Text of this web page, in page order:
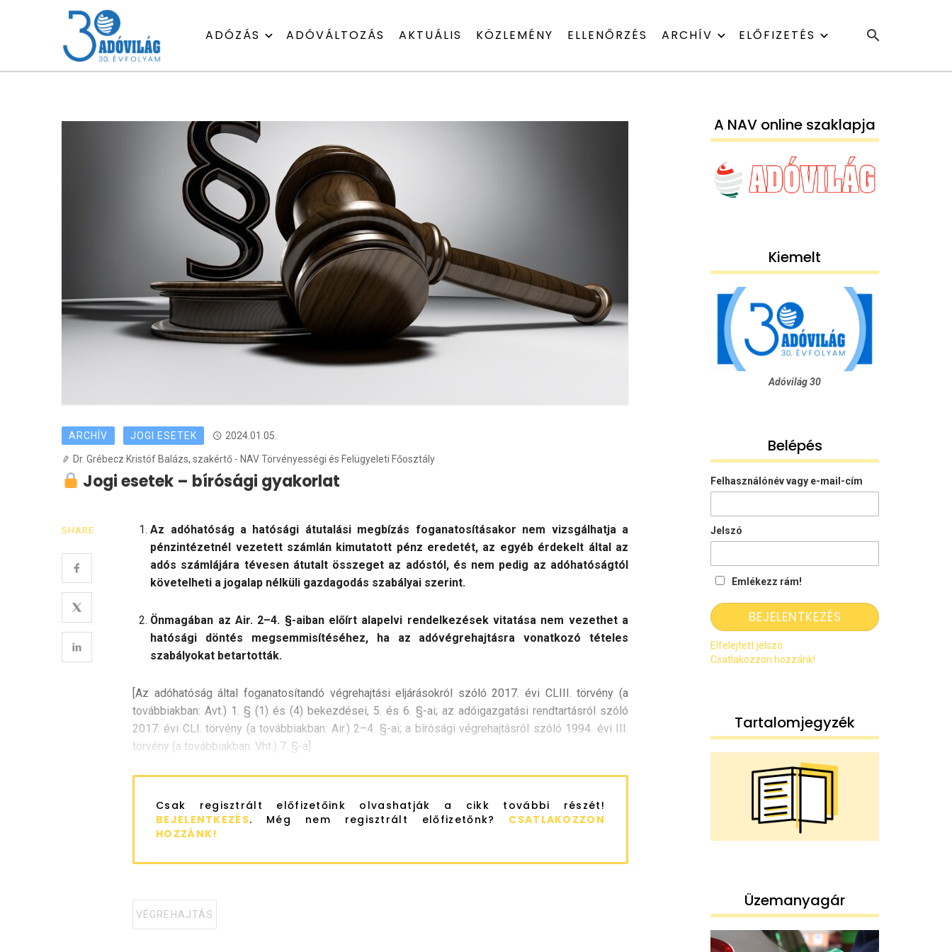
ADÓZÁS ADÓVÁLTOZÁS AKTUÁLIS KÖZLEMÉNY ELLENŐRZÉS ARCHÍV ELŐFIZETÉS
ARCHÍV JOGI ESETEK 2024.01.05.
Dr. Grébecz Kristóf Balázs, szakértő - NAV Törvényességi és Felügyeleti Főosztály
Jogi esetek – bírósági gyakorlat
SHARE
Az adóhatóság a hatósági átutalási megbízás foganatosításakor nem vizsgálhatja a
pénzintézetnél vezetett számlán kimutatott pénz eredetét, az egyéb érdekelt által az
adós számlájára tévesen átutalt összeget az adóstól, és nem pedig az adóhatóságtól
követelheti a jogalap nélküli gazdagodás szabályai szerint.
Önmagában az Air. 2–4. §-aiban előírt alapelvi rendelkezések vitatása nem vezethet a
hatósági döntés megsemmisítéséhez, ha az adóvégrehajtásra vonatkozó tételes
szabályokat betartották.
[Az adóhatóság által foganatosítandó végrehajtási eljárásokról szóló 2017. évi CLIII. törvény (a
továbbiakban: Avt.) 1. § (1) és (4) bekezdései, 5. és 6. §-ai; az adóigazgatási rendtartásról szóló
2017. évi CLI. törvény (a továbbiakban: Air.) 2–4. §-ai; a bírósági végrehajtásról szóló 1994. évi III.
törvény (a továbbiakban: Vht.) 7. §-a]
Csak regisztrált előfizetőink olvashatják a cikk további részét!
BEJELENTKEZÉS. Még nem regisztrált előfizetőnk? CSATLAKOZZON
HOZZÁNK!
Tagged
VÉGREHAJTÁS
A NAV online szaklapja
Kiemelt
Adóvilág 30
Belépés
Felhasználónév vagy e-mail-cím
Jelszó
Emlékezz rám!
Elfelejtett jelszó
Csatlakozzon hozzánk!
Tartalomjegyzék
Üzemanyagár